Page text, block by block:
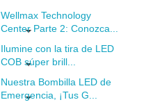
Wellmax Technology
Center Parte 2: Conozca...
Ilumine con la tira de LED
COB súper brill...
Nuestra Bombilla LED de
Emergencia, ¡Tus G...